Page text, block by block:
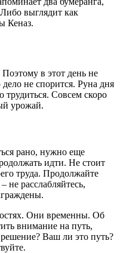
выглядит как
Кеназ.
в этот день не
дело не спорится. Руна дня
Совсем скоро
урожай.
рано, нужно еще
идти. Не стоит
труда. Продолжайте
не расслабляйтесь,
Они временны. Об
внимание на путь,
Ваш ли это путь?